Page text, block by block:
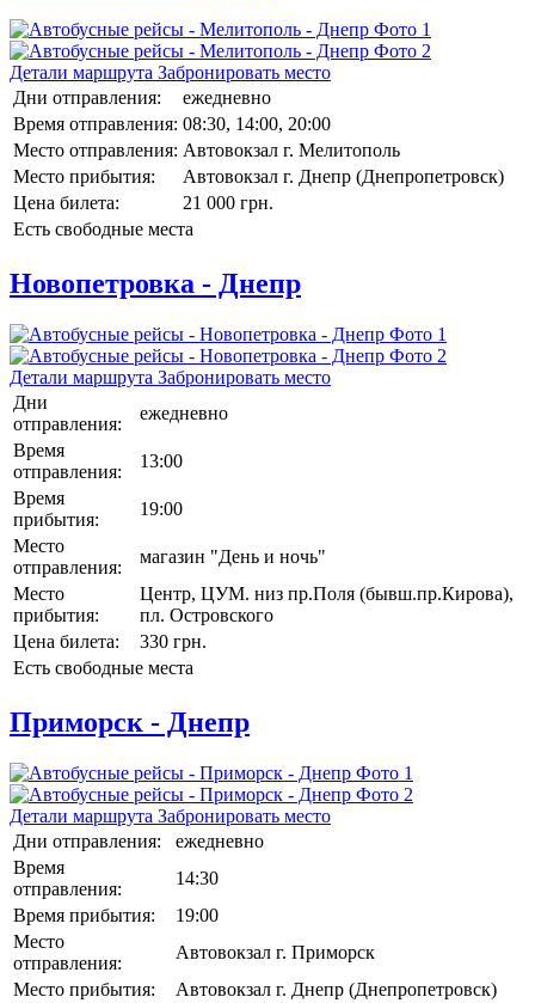
Детали маршрута Забронировать место
Дни отправления:
ежедневно
Время отправления: 08:30, 14:00, 20:00
Место отправления: Автовокзал г. Мелитополь
Место прибытия:
Автовокзал г. Днепр (Днепропетровск)
Цена билета:
21 000 грн.
Есть свободные места
Новопетровка - Днепр
Детали маршрута Забронировать место
Дни
отправления:
ежедневно
Время
отправления:
13:00
Время
прибытия:
19:00
Место
отправления:
магазин "День и ночь"
Место
прибытия:
Центр, ЦУМ. низ пр.Поля (бывш.пр.Кирова),
пл. Островского
Цена билета:
330 грн.
Есть свободные места
Приморск - Днепр
Детали маршрута Забронировать место
Дни отправления:
ежедневно
Время
отправления:
14:30
Время прибытия:
19:00
Место
отправления:
Автовокзал г. Приморск
Место прибытия:
Автовокзал г. Днепр (Днепропетровск)